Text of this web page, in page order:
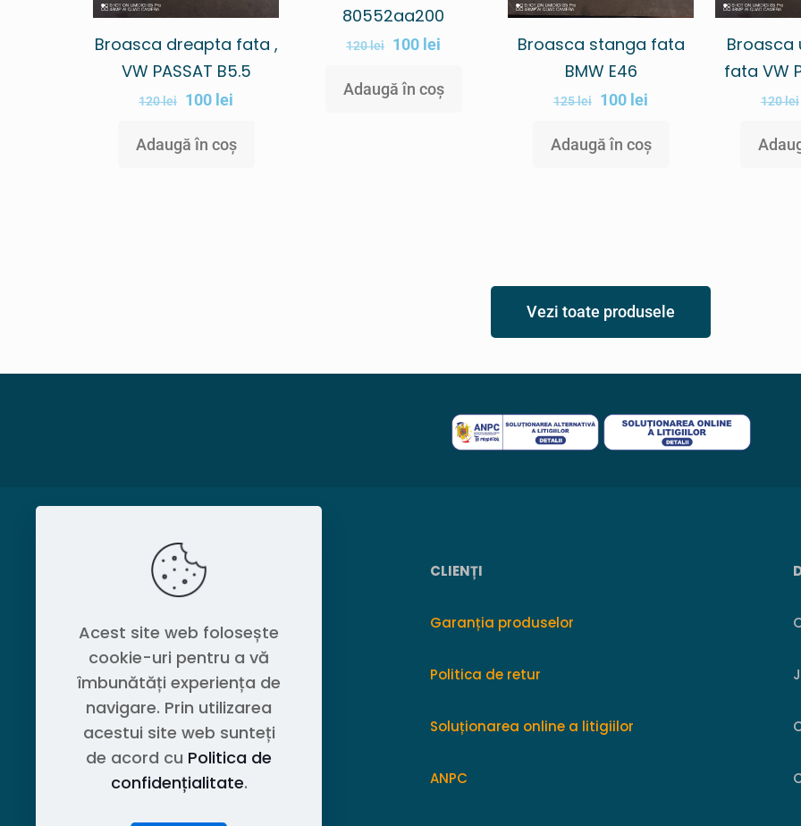
Broasca dreapta fata ,
VW PASSAT B5.5
120lei 100 lei
Adaugă în coș
80552aa200
120lei 100 lei
Adaugă în coș
Broasca stanga fata
BMW E46
125lei 100 lei
Adaugă în coș
Broasca
fata VW
120lei
Vezi toate produsele
Politica de confidențialitate
Contact OEM LOGISTIC DPG
CLIENȚI
Garanția produselor
Politica de retur
Soluționarea online a litigiilor
ANPC
Acest site web folosește
cookie-uri pentru a vă
îmbunătăți experiența de
navigare. Prin utilizarea
acestui site web sunteți
de acord cu Politica de
confidențialitate.